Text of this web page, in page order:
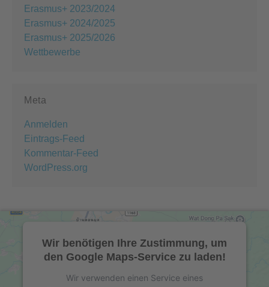
Erasmus+ 2023/2024
Erasmus+ 2024/2025
Erasmus+ 2025/2026
Wettbewerbe
Meta
Anmelden
Eintrags-Feed
Kommentar-Feed
WordPress.org
Wir benötigen Ihre Zustimmung, um
den Google Maps-Service zu laden!
Wir verwenden einen Service eines